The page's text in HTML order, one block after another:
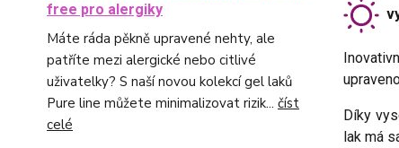
free pro alergiky
Máte ráda pěkně upravené nehty, ale
patříte mezi alergické nebo citlivé
uživatelky? S naší novou kolekcí gel laků
Pure line můžete minimalizovat rizik... číst
celé
Díky
lak má